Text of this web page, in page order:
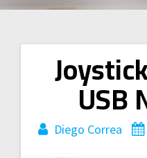
USB
Diego Correa
de
entradas